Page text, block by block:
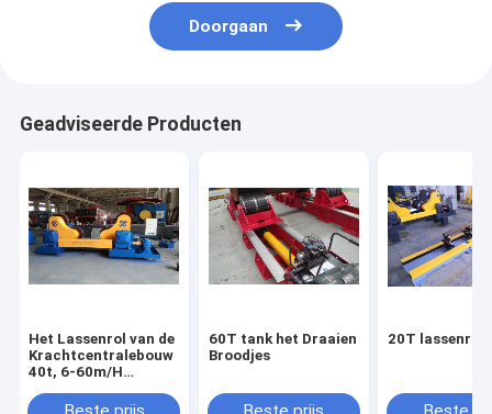
Doorgaan
Geadviseerde Producten
Het Lassenrol van de
Krachtcentralebouw
40t, 6-60m/H
Lassenrotator
60T tank het Draaien
Broodjes
20T